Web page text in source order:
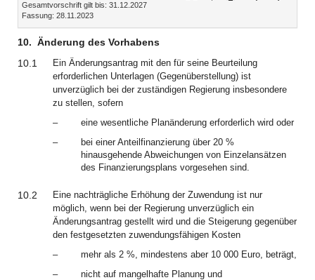
Gesamtvorschrift gilt bis: 31.12.2027
Fassung: 28.11.2023
10. Änderung des Vorhabens
10.1
Ein Änderungsantrag mit den für seine Beurteilung
erforderlichen Unterlagen (Gegenüberstellung) ist
unverzüglich bei der zuständigen Regierung insbesondere
zu stellen, sofern
–
eine wesentliche Planänderung erforderlich wird oder
–
bei einer Anteilfinanzierung über 20 %
hinausgehende Abweichungen von Einzelansätzen
des Finanzierungsplans vorgesehen sind.
10.2
Eine nachträgliche Erhöhung der Zuwendung ist nur
möglich, wenn bei der Regierung unverzüglich ein
Änderungsantrag gestellt wird und die Steigerung gegenüber
den festgesetzten zuwendungsfähigen Kosten
–
mehr als 2 %, mindestens aber 10 000 Euro, beträgt,
–
nicht auf mangelhafte Planung und